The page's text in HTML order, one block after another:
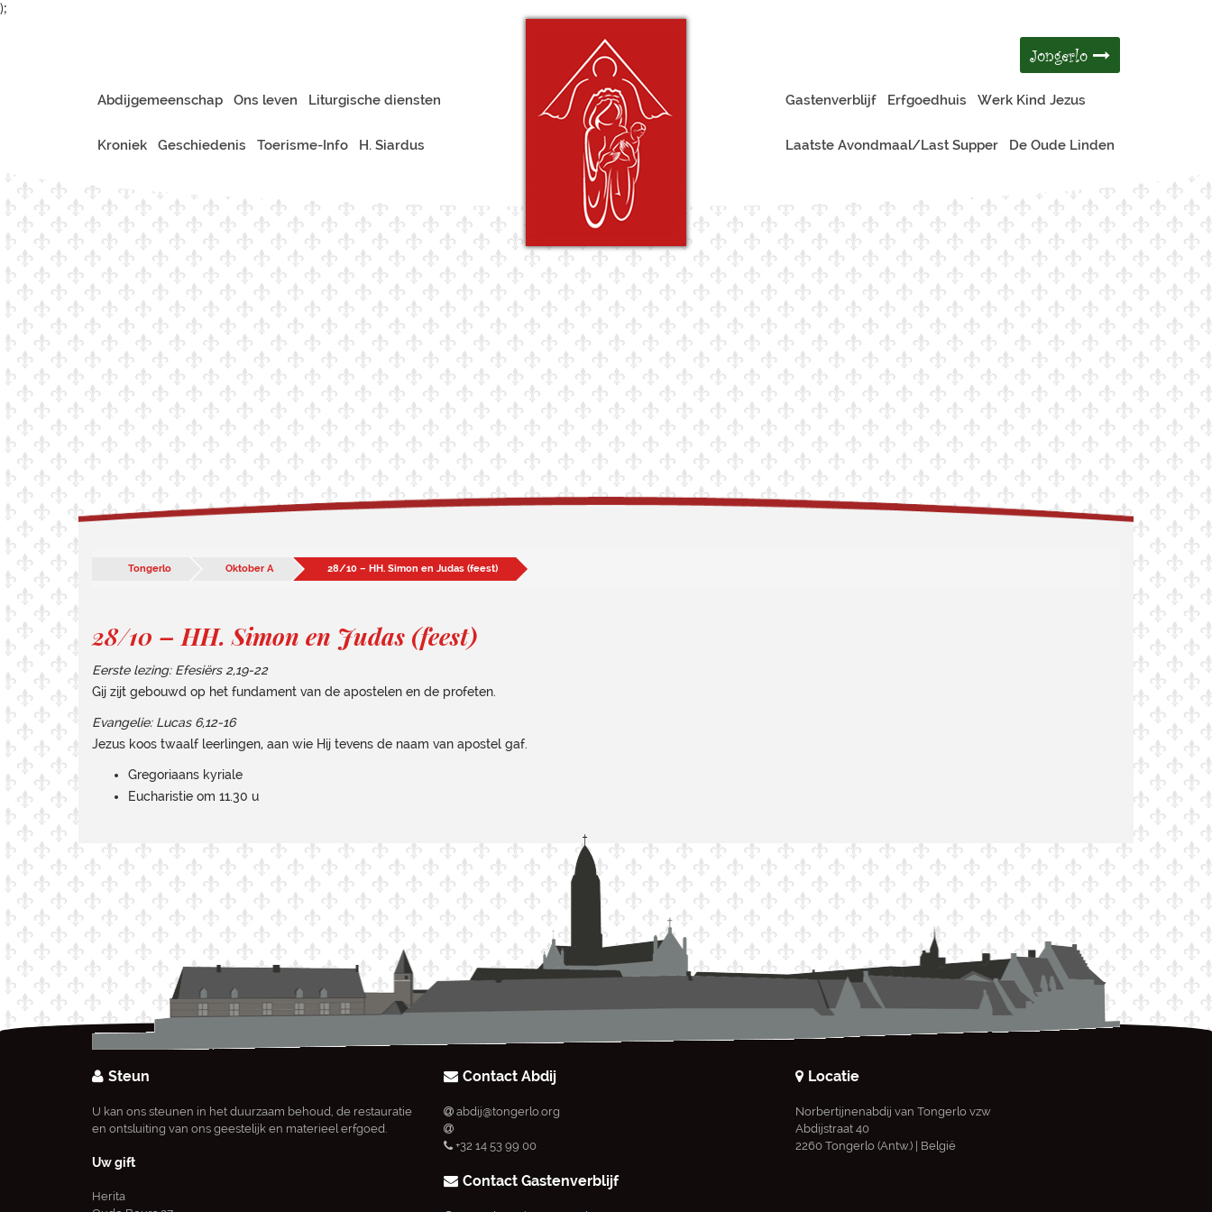
);
Jongerlo
Abdijgemeenschap Ons leven Liturgische diensten
Kroniek Geschiedenis Toerisme-Info H. Siardus
Gastenverblijf Erfgoedhuis Werk Kind Jezus
Laatste Avondmaal/Last Supper De Oude Linden
Tongerlo Oktober A 28/10 – HH. Simon en Judas (feest)
28/10 – HH. Simon en Judas (feest)
Eerste lezing: Efesiërs 2,19-22
Gij zijt gebouwd op het fundament van de apostelen en de profeten.
Evangelie: Lucas 6,12-16
Jezus koos twaalf leerlingen, aan wie Hij tevens de naam van apostel gaf.
Gregoriaans kyriale
Eucharistie om 11.30 u
Steun
U kan ons steunen in het duurzaam behoud, de restauratie
en ontsluiting van ons geestelijk en materieel erfgoed.
Uw gift
Herita
Contact Abdij
abdij@tongerlo.org
+32 14 53 99 00
Contact Gastenverblijf
Locatie
Norbertijnenabdij van Tongerlo vzw
Abdijstraat 40
2260 Tongerlo (Antw.) | België